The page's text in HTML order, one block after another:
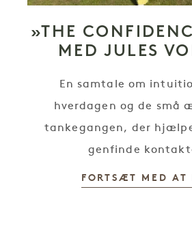
»THE
MED JULES
En samtale om
hverdagen og de små
tankegangen, der
genfinde
FORTSÆT MED AT